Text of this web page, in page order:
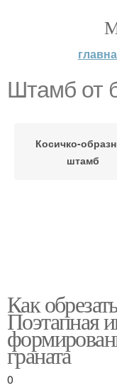
Штамб от
Косичко-
штамб
Как
Поэтапная
граната
0